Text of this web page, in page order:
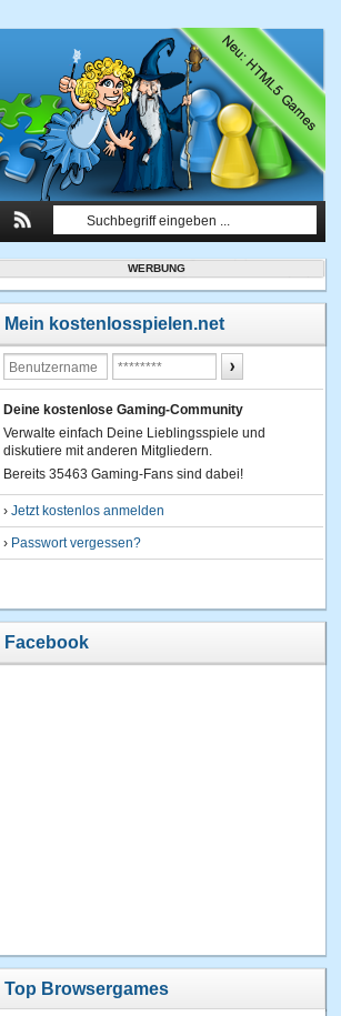
WERBUNG
Mein kostenlosspielen.net
Deine kostenlose Gaming-Community
Verwalte einfach Deine Lieblingsspiele und
diskutiere mit anderen Mitgliedern.
Bereits 35463 Gaming-Fans sind dabei!
› Jetzt kostenlos anmelden
› Passwort vergessen?
Facebook
Top Browsergames